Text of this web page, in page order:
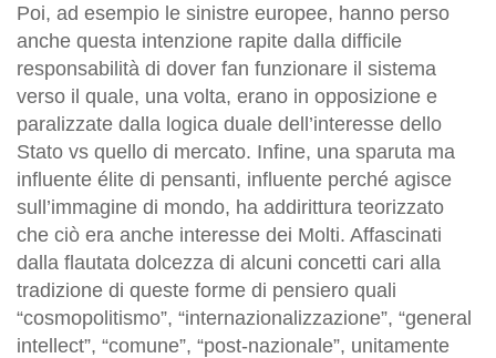
Poi, ad esempio le sinistre europee, hanno perso
anche questa intenzione rapite dalla difficile
responsabilità di dover fan funzionare il sistema
verso il quale, una volta, erano in opposizione e
paralizzate dalla logica duale dell’interesse dello
Stato vs quello di mercato. Infine, una sparuta ma
influente élite di pensanti, influente perché agisce
sull’immagine di mondo, ha addirittura teorizzato
che ciò era anche interesse dei Molti. Affascinati
dalla flautata dolcezza di alcuni concetti cari alla
tradizione di queste forme di pensiero quali
“cosmopolitismo”, “internazionalizzazione”, “general
intellect”, “comune”, “post-nazionale”, unitamente